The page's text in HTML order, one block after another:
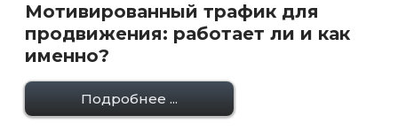
Мотивированный трафик для
продвижения: работает ли и как
именно?
Подробнее ...